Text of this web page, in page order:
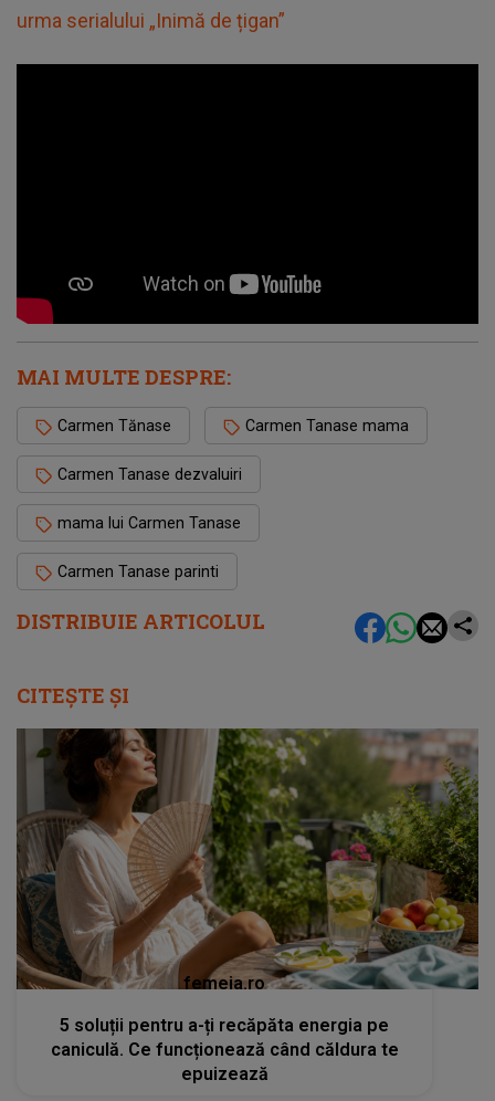
DISTRIBUIE ARTICOLUL
urma serialului „Inimă de țigan”
MAI MULTE DESPRE:
Carmen Tănase Carmen Tanase mama
Carmen Tanase dezvaluiri
mama lui Carmen Tanase
Carmen Tanase parinti
CITEȘTE ȘI
femeia.ro
5 soluții pentru a-ți recăpăta energia pe
caniculă. Ce funcționează când căldura te
epuizează